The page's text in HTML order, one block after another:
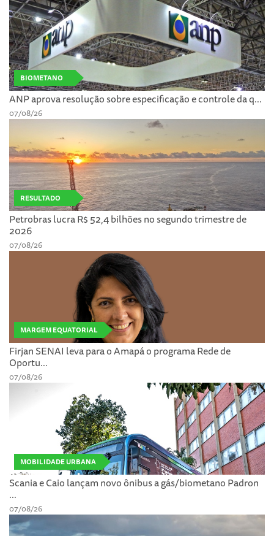
BIOMETANO
ANP aprova resolução sobre especificação e controle da q...
07/08/26
RESULTADO
Petrobras lucra R$ 52,4 bilhões no segundo trimestre de
2026
07/08/26
MARGEM EQUATORIAL
Firjan SENAI leva para o Amapá o programa Rede de
Oportu...
07/08/26
MOBILIDADE URBANA
Scania e Caio lançam novo ônibus a gás/biometano Padron
...
07/08/26